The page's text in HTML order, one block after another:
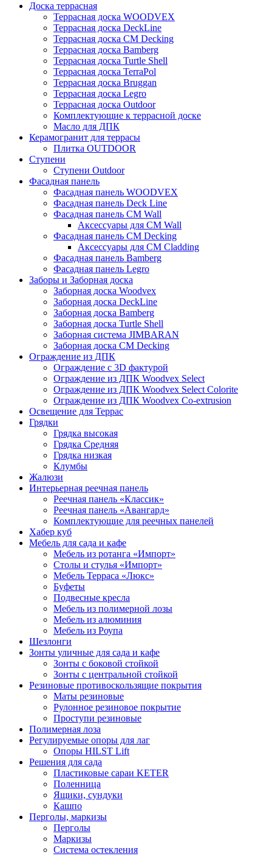
Доска террасная
Террасная доска WOODVEX
Террасная доска DeckLine
Террасная доска CM Decking
Террасная доска Bamberg
Террасная доска Turtle Shell
Террасная доска TerraPol
Террасная доска Bruggan
Террасная доска Legro
Террасная доска Outdoor
Комплектующие к террасной доске
Масло для ДПК
Керамогранит для террасы
Плитка OUTDOOR
Ступени
Ступени Outdoor
Фасадная панель
Фасадная панель WOODVEX
Фасадная панель Deck Line
Фасадная панель CM Wall
Аксессуары для CM Wall
Фасадная панель CM Decking
Аксессуары для CM Cladding
Фасадная панель Bamberg
Фасадная панель Legro
Заборы и Заборная доска
Заборная доска Woodvex
Заборная доска DeckLine
Заборная доска Bamberg
Заборная доска Turtle Shell
Заборная система JIMBARAN
Заборная доска CM Decking
Ограждение из ДПК
Ограждение с 3D фактурой
Ограждение из ДПК Woodvex Select
Ограждение из ДПК Woodvex Select Colorite
Ограждение из ДПК Woodvex Co-extrusion
Освещение для Террас
Грядки
Грядка высокая
Грядка Средняя
Грядка низкая
Клумбы
Жалюзи
Интерьерная реечная панель
Реечная панель «Классик»
Реечная панель «Авангард»
Комплектующие для реечных панелей
Хабер куб
Мебель для сада и кафе
Мебель из ротанга «Импорт»
Столы и стулья «Импорт»
Мебель Терраса «Люкс»
Буфеты
Подвесные кресла
Мебель из полимерной лозы
Мебель из алюминия
Мебель из Роупа
Шезлонги
Зонты уличные для сада и кафе
Зонты с боковой стойкой
Зонты с центральной стойкой
Резиновые противоскользящие покрытия
Маты резиновые
Рулонное резиновое покрытие
Проступи резиновые
Полимерная лоза
Регулируемые опоры для лаг
Опоры HILST Lift
Решения для сада
Пластиковые сараи KETER
Поленница
Ящики, сундуки
Кашпо
Перголы, маркизы
Перголы
Маркизы
Система остекления